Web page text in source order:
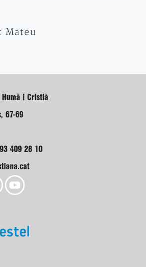
Mateu
Humà i Cristià
67-69
409 28 10